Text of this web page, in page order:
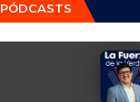
PÓDCASTS